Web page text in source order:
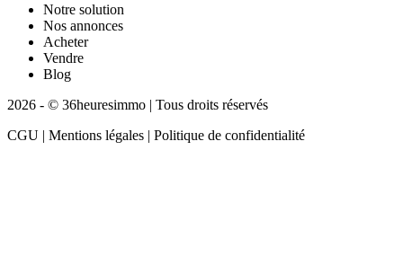
Notre solution
Nos annonces
Acheter
Vendre
Blog
2026 - © 36heuresimmo | Tous droits réservés
CGU | Mentions légales | Politique de confidentialité